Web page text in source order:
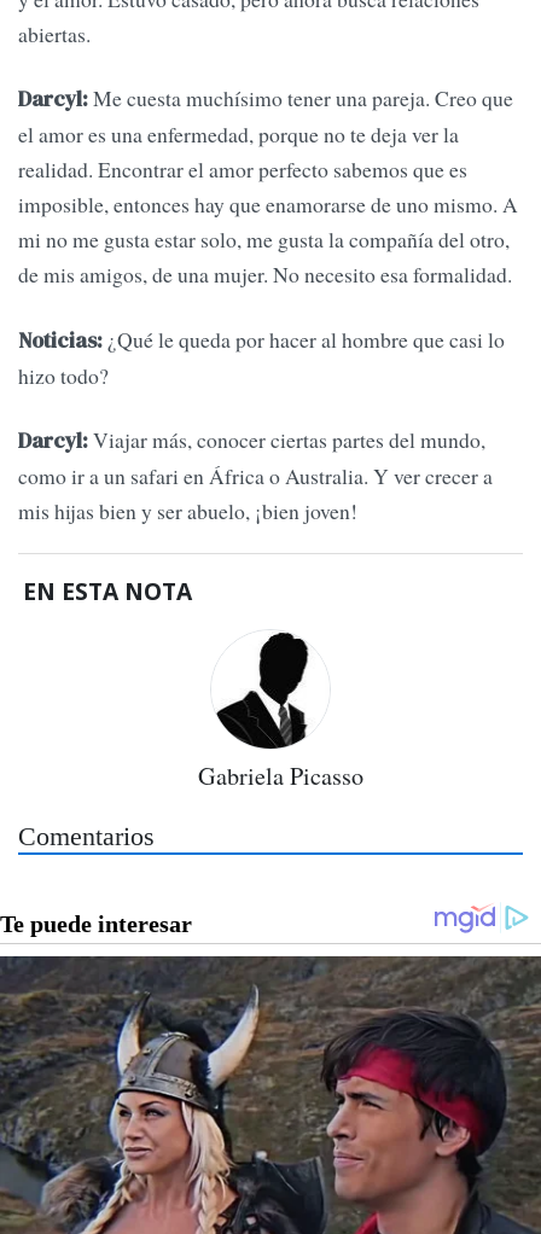
abiertas.
Darcyl:Me cuesta muchísimo tener una pareja. Creo que
el amor es una enfermedad, porque no te deja ver la
realidad. Encontrar el amor perfecto sabemos que es
imposible, entonces hay que enamorarse de uno mismo. A
mi no me gusta estar solo, me gusta la compañía del otro,
de mis amigos, de una mujer. No necesito esa formalidad.
Noticias: ¿Qué le queda por hacer al hombre que casi lo
hizo todo?
Darcyl:Viajar más, conocer ciertas partes del mundo,
como ir a un safari en África o Australia. Y ver crecer a
mis hijas bien y ser abuelo, ¡bien joven!
EN ESTA NOTA
Gabriela Picasso
Comentarios